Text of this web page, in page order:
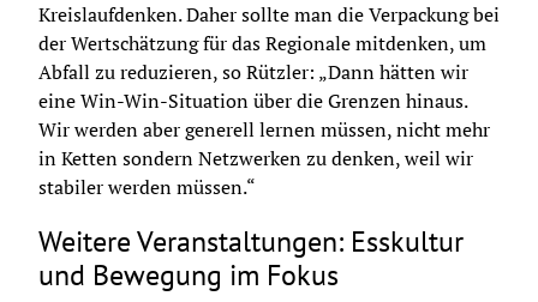
Kreislaufdenken. Daher sollte man die Verpackung bei
der Wertschätzung für das Regionale mitdenken, um
Abfall zu reduzieren, so Rützler: „Dann hätten wir
eine Win-Win-Situation über die Grenzen hinaus.
Wir werden aber generell lernen müssen, nicht mehr
in Ketten sondern Netzwerken zu denken, weil wir
stabiler werden müssen.“
Weitere Veranstaltungen: Esskultur
und Bewegung im Fokus